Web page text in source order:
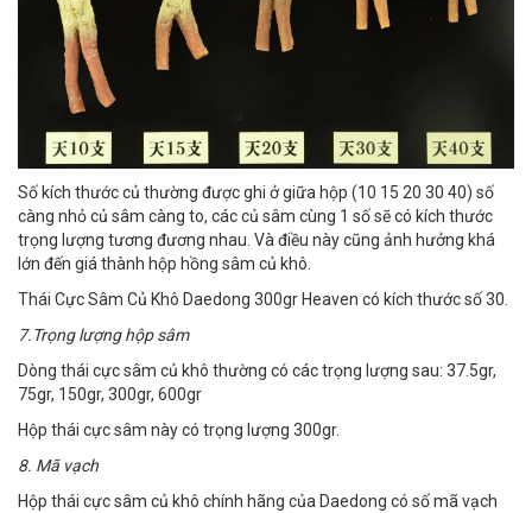
Số kích thước củ thường được ghi ở giữa hộp (10 15 20 30 40) số
càng nhỏ củ sâm càng to, các củ sâm cùng 1 số sẽ có kích thước
trọng lượng tương đương nhau. Và điều này cũng ảnh hưởng khá
lớn đến giá thành hộp hồng sâm củ khô.
Thái Cực Sâm Củ Khô Daedong 300gr Heaven có kích thước số 30.
7.Trọng lượng hộp sâm
Dòng thái cực sâm củ khô thường có các trọng lượng sau: 37.5gr,
75gr, 150gr, 300gr, 600gr
Hộp thái cực sâm này có trọng lượng 300gr.
8. Mã vạch
Hộp thái cực sâm củ khô chính hãng của Daedong có số mã vạch